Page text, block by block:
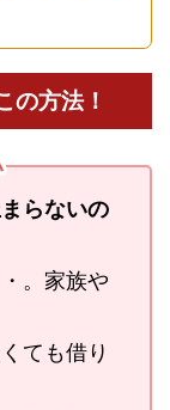
の方法！
らないの
。家族や
ても借り